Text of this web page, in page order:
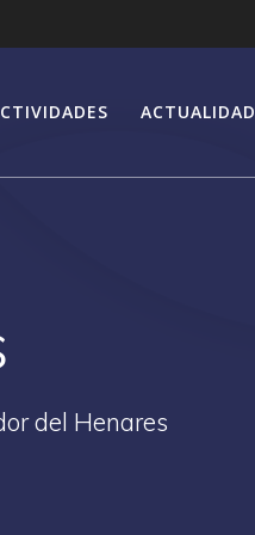
ACTUALIDAD
del Henares